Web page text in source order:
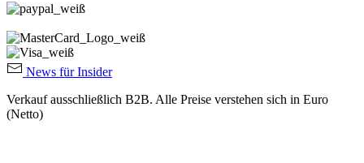
News für Insider
Verkauf ausschließlich B2B. Alle Preise verstehen sich in Euro
(Netto)